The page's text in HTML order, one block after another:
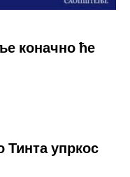
коначно ће
Тинта упркос